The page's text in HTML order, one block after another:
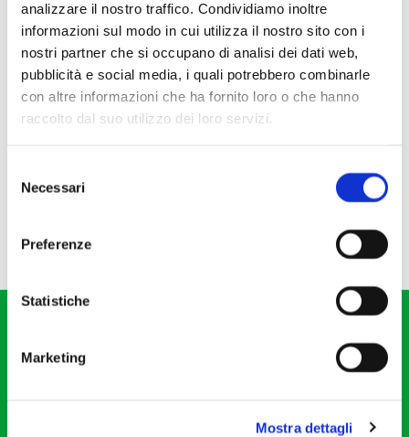
analizzare il nostro traffico. Condividiamo inoltre
informazioni sul modo in cui utilizza il nostro sito con i
nostri partner che si occupano di analisi dei dati web,
pubblicità e social media, i quali potrebbero combinarle
con altre informazioni che ha fornito loro o che hanno
raccolto dal suo utilizzo dei loro servizi.
delNecessari
Preferenze
Statistiche
Marketing
Mostra dettagli
Fondazione I Pomeriggi Musicali